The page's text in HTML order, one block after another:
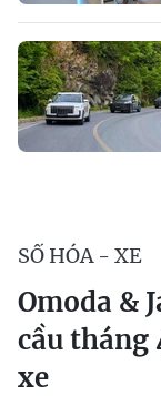
SỐ HÓA - XE
Omoda &
cầu tháng
xe